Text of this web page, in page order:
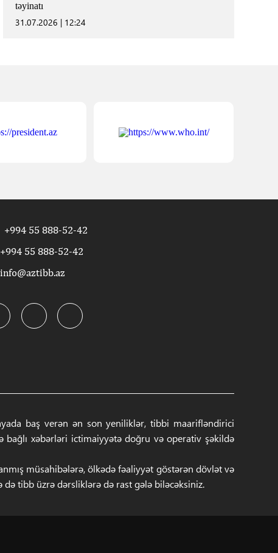
təyinatı
31.07.2026 | 12:24
+994 55 888-52-42
+994 55 888-52-42
info@aztibb.az
baş verən ən son yeniliklər, tibbi maarifləndirici
bağlı xəbərləri ictimaiyyətə doğru və operativ şəkildə
müsahibələrə, ölkədə fəaliyyət göstərən dövlət və
tibb üzrə dərsliklərə də rast gələ biləcəksiniz.